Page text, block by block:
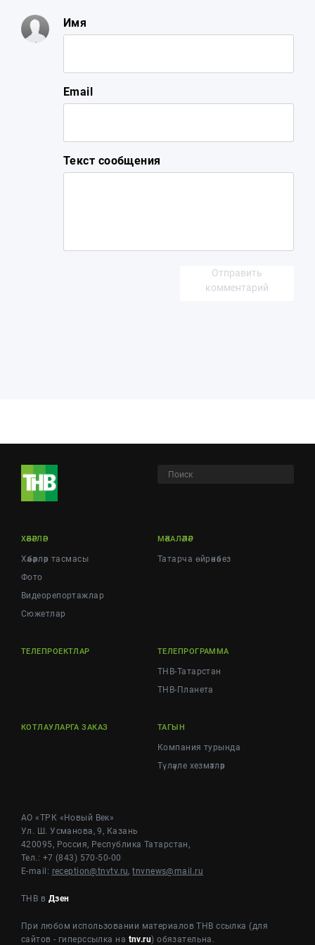
Имя
Email
Текст сообщения
Отправить
комментарий
ХӘБӘРЛӘР
Хәбәрләр тасмасы
Фото
Видеорепортажлар
Cюжетлар
МӘКАЛӘЛӘР
Татарча өйрәнәбез
ТЕЛЕПРОЕКТЛАР ТЕЛЕПРОГРАММА
ТНВ-Татарстан
ТНВ-Планета
КОТЛАУЛАРГА ЗАКАЗ ТАГЫН
Компания турында
Түләүле хезмәтләр
АО «ТРК «Новый Век»
Ул. Ш. Усманова, 9, Казань
420095, Россия, Республика Татарстан,
Тел.: +7 (843) 570-50-00
E-mail: reception@tnvtv.ru,tnvnews@mail.ru
ТНВ в Дзен
При любом использовании материалов ТНВ ссылка (для
сайтов - гиперссылка на tnv.ru) обязательна.